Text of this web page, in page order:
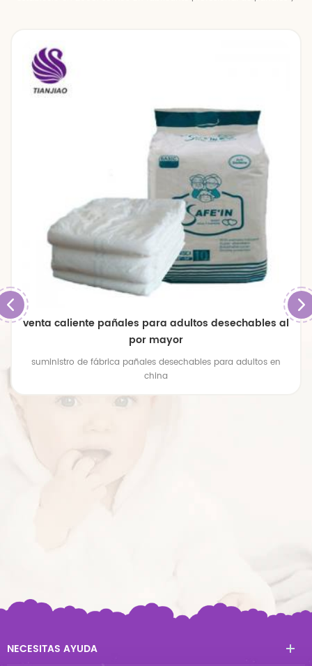
venta caliente pañales para adultos desechables al
por mayor
suministro de fábrica pañales desechables para adultos en
china
NECESITAS AYUDA